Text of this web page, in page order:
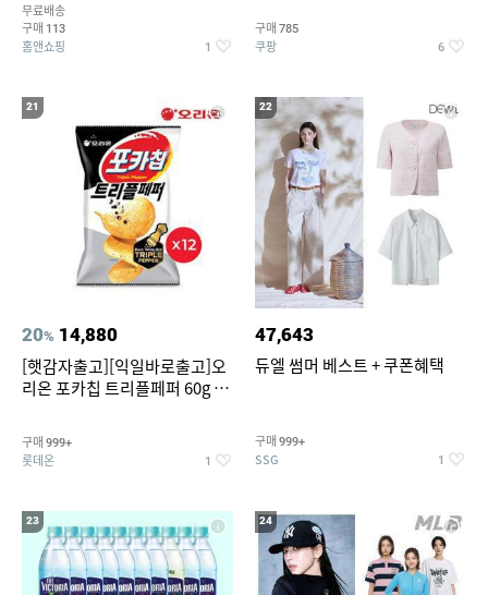
무료배송
구매 113
홈앤쇼핑 1
구매 785
쿠팡 6
21
20% 14,880
[햇감자출고][익일바로출고]오
리온 포카칩 트리플페퍼 60g 12
구매 999+
롯데온 1
22
47,643
듀엘 썸머 베스트 + 쿠폰혜택
구매 999+
SSG 1
23 24